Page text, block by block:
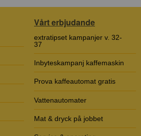
Vårt erbjudande
extratipset kampanjer v. 32-
37
Inbyteskampanj kaffemaskin
Prova kaffeautomat gratis
Vattenautomater
Mat & dryck på jobbet